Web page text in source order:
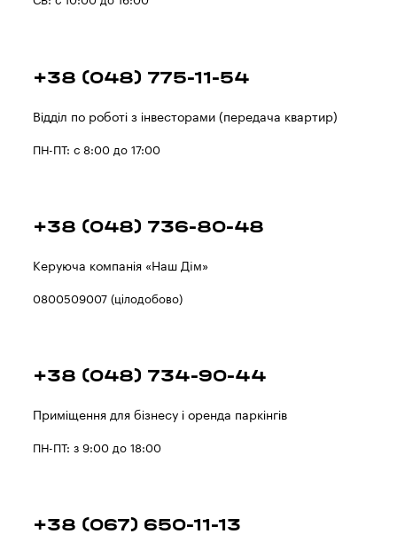
+38 (048) 775-11-54
Відділ по роботі з інвесторами (передача квартир)
ПН-ПТ: с 8:00 до 17:00
+38 (048) 736-80-48
Керуюча компанія «Наш Дiм»
0800509007 (цілодобово)
+38 (048) 734-90-44
Приміщення для бізнесу і оренда паркінгів
ПН-ПТ: з 9:00 до 18:00
+38 (067) 650-11-13